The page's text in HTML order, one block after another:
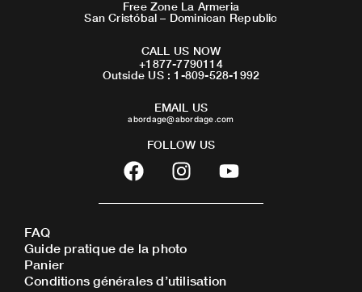
Free Zone La Armeria
San Cristóbal – Dominican Republic
CALL US NOW
+1877-7790114
Outside US : 1-809-528-1992
EMAIL US
abordage@abordage.com
FOLLOW US
F
a
c
b
o
o
I
n
s
a
g
r
Y
o
u
FAQ
Guide pratique de la photo
Panier
Conditions générales d’utilisation